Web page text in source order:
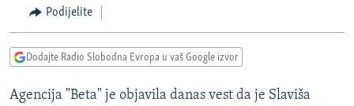
navigaciju
Pređite
na
pretragu
CRNA GORA
VIZUELNO
VIDEO
FOTOGALERIJE
PODCASTI
RAT U UKRAJINI
Podijelite
Dodajte Radio Slobodna Evropa u vaš Google izvor
Agencija "Beta" je objavila danas vest da je Slaviša